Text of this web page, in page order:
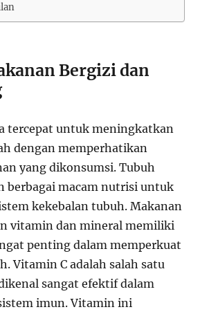
Bergizi dan
tercepat untuk meningkatkan
dengan memperhatikan
yang dikonsumsi. Tubuh
berbagai macam nutrisi untuk
kekebalan tubuh. Makanan
vitamin dan mineral memiliki
penting dalam memperkuat
Vitamin C adalah salah satu
sangat efektif dalam
imun. Vitamin ini